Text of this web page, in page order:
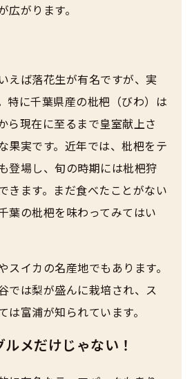
広がります。
えば落花生が有名ですが、実
特に千葉県産の枇杷（びわ）は
ら現在に至るまで皇室献上さ
果実です。近年では、枇杷をテ
登場し、旬の時期には枇杷狩
きます。まだ食べたことがない
葉の枇杷を味わってみてはい
スイカの名産地でもあります。
では梨が盛んに栽培され、ス
は富浦が知られています。
メだけじゃない！